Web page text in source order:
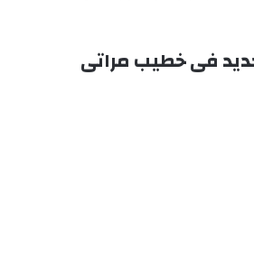
فى خطيب مراتى